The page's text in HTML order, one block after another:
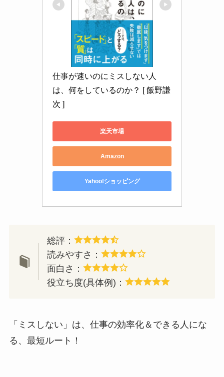
仕事が速いのにミスしない人
は、何をしているのか？ [ 飯野謙
次 ]
楽天市場
Amazon
Yahoo!ショッピング
総評：
読みやすさ：
面白さ：
役立ち度(具体例)：
「ミスしない」は、仕事の効率化＆できる人にな
る、最短ルート！